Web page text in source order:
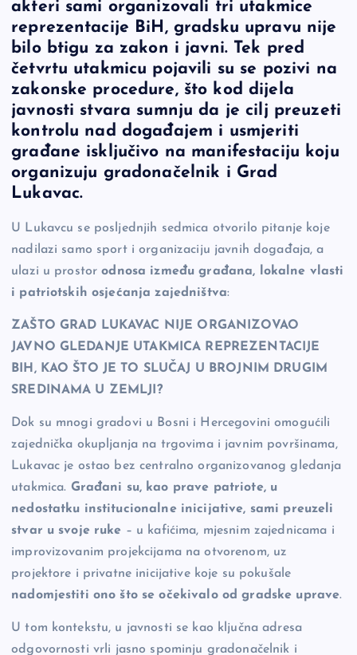
e
b
o
o
k
y
Li
n
k
n
g
er
e
akteri sami organizovali tri utakmice
reprezentacije BiH, gradsku upravu nije
bilo btigu za zakon i javni. Tek pred
četvrtu utakmicu pojavili su se pozivi na
zakonske procedure, što kod dijela
javnosti stvara sumnju da je cilj preuzeti
kontrolu nad događajem i usmjeriti
građane isključivo na manifestaciju koju
organizuju gradonačelnik i Grad
Lukavac.
U Lukavcu se posljednjih sedmica otvorilo pitanje koje
nadilazi samo sport i organizaciju javnih događaja, a
ulazi u prostorodnosa između građana, lokalne vlasti
i patriotskih osjećanja zajedništva:
ZAŠTO GRAD LUKAVAC NIJE ORGANIZOVAO
JAVNO GLEDANJE UTAKMICA REPREZENTACIJE
BIH, KAO ŠTO JE TO SLUČAJ U BROJNIM DRUGIM
SREDINAMA U ZEMLJI?
Dok su mnogi gradovi u Bosni i Hercegovini omogućili
zajednička okupljanja na trgovima i javnim površinama,
Lukavac je ostao bez centralno organizovanog gledanja
utakmica. Građani su, kao prave patriote, u
nedostatku institucionalne inicijative, sami preuzeli
stvar u svoje ruke – u kafićima, mjesnim zajednicama i
improvizovanim projekcijama na otvorenom, uz
projektore i privatne inicijative koje su pokušale
nadomjestiti ono što se očekivalo od gradske uprave.
U tom kontekstu, u javnosti se kao ključna adresa
odgovornosti vrli jasno spominju gradonačelnik i